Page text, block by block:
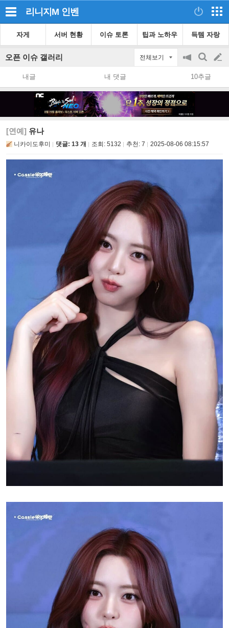
리니지M 인벤
자게 서버 현황 이슈 토론 팁과 노하우 득템 자랑
오픈 이슈 갤러리 전체보기
공
지
on/off
검
색
글
쓰
내글 내 댓글 10추글
[연예] 유나
니카이도후미 댓글: 13 개 조회: 5132 추천: 7 2025-08-06 08:15:57